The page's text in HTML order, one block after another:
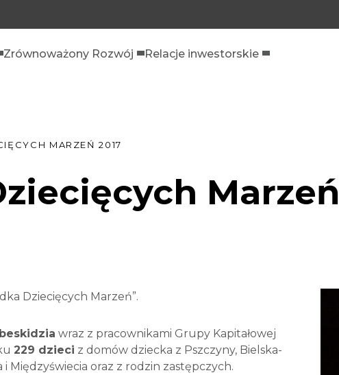
Zrównoważony Rozwój Relacje inwestorskie
MARZEŃ 2017
Marzeń
Dziecięcych Marzeń”.
wraz z pracownikami Grupy Kapitałowej
229 dzieci z domów dziecka z Pszczyny, Bielska-
i Międzyświecia oraz z rodzin zastępczych.